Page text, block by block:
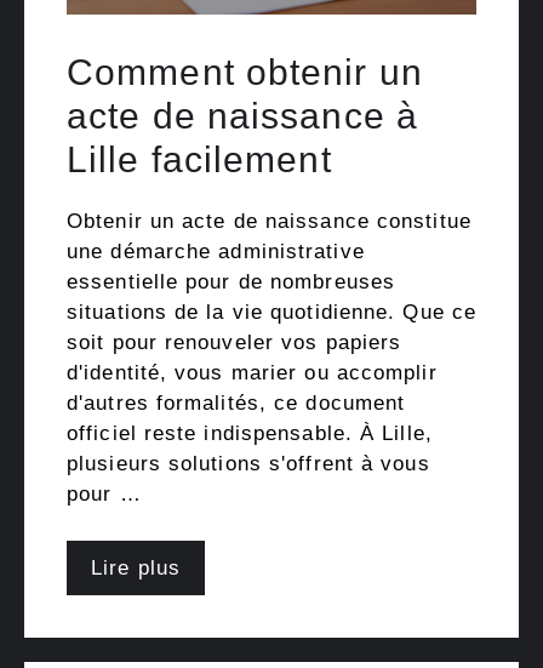
Comment obtenir un
acte de naissance à
Lille facilement
Obtenir un acte de naissance constitue
une démarche administrative
essentielle pour de nombreuses
situations de la vie quotidienne. Que ce
soit pour renouveler vos papiers
d'identité, vous marier ou accomplir
d'autres formalités, ce document
officiel reste indispensable. À Lille,
plusieurs solutions s'offrent à vous
pour …
Lire plus